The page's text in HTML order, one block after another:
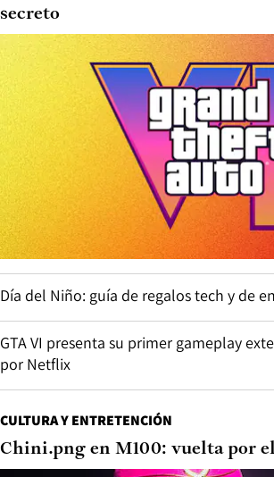
secreto
Día del Niño: guía de regalos tech y de
GTA VI presenta su primer gameplay
por Netflix
CULTURA Y ENTRETENCIÓN
Chini.png en M100: vuelta por